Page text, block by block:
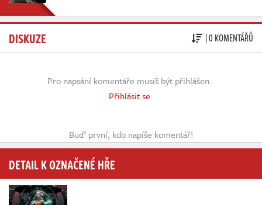
DISKUZE | 0 KOMENTÁŘŮ
Pro napsání komentáře musíš být přihlášen.
Přihlásit se
Buď první, kdo napíše komentář!
DETAIL K OZNAČENÉ HŘE